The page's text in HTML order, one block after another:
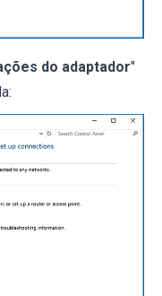
do adaptador"